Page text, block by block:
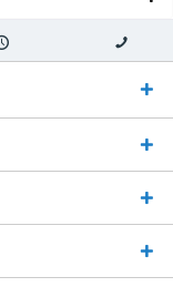
von So erreichen
Sie uns 0160
970 511 90